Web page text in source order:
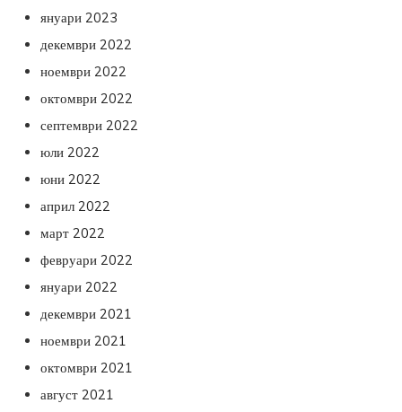
януари 2023
декември 2022
ноември 2022
октомври 2022
септември 2022
юли 2022
юни 2022
април 2022
март 2022
февруари 2022
януари 2022
декември 2021
ноември 2021
октомври 2021
август 2021